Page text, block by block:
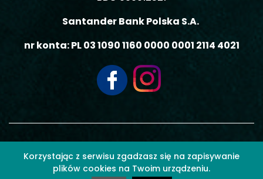
Korzystając z serwisu zgadzasz się na zapisywanie
plików cookies na Twoim urządzeniu.
Santander Bank Polska S.A.
nr konta: PL 03 1090 1160 0000 0001 2114 4021